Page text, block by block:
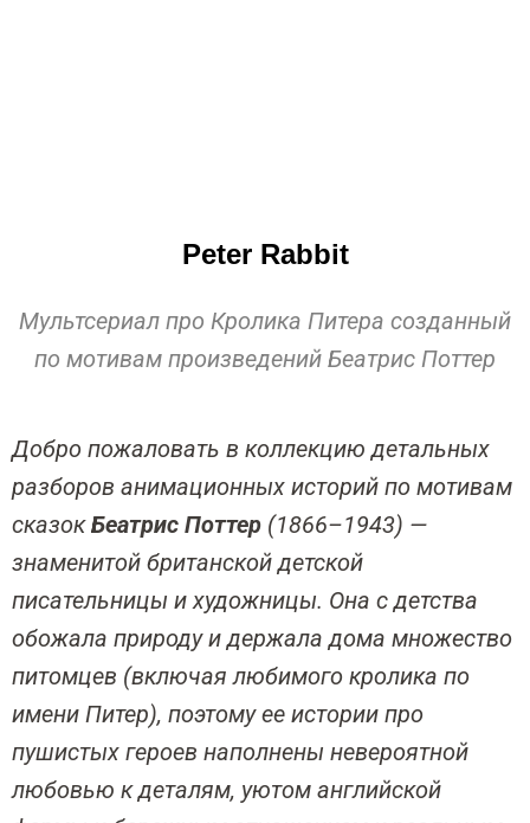
Peter Rabbit
Мультсериал про Кролика Питера созданный
по мотивам произведений Беатрис Поттер
Добро пожаловать в коллекцию детальных
разборов анимационных историй по мотивам
сказокБеатрис Поттер (1866–1943) —
знаменитой британской детской
писательницы и художницы. Она с детства
обожала природу и держала дома множество
питомцев (включая любимого кролика по
имени Питер), поэтому ее истории про
пушистых героев наполнены невероятной
любовью к деталям, уютом английской